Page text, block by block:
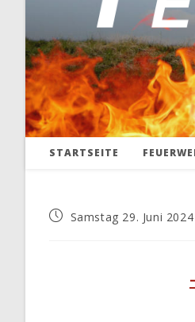
STARTSEITE
Samstag 29. Juni 2024